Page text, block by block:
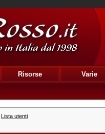
Risorse Varie
Lista utenti